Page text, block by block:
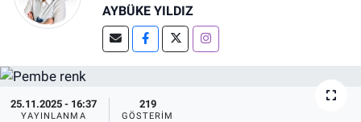
AYBÜKE YILDIZ
25.11.2025 - 16:37
YAYINLANMA
219
GÖSTERIM